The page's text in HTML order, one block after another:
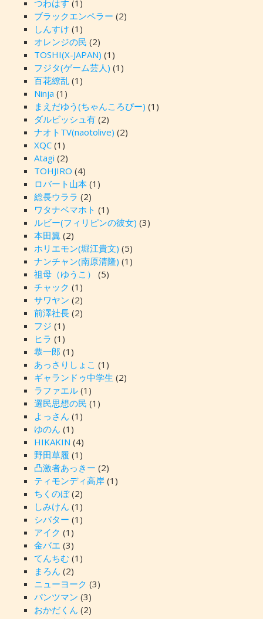
つわはす (1)
ブラックエンペラー (2)
しんすけ (1)
オレンジの民 (2)
TOSHI(X-JAPAN) (1)
フジタ(ゲーム芸人) (1)
百花繚乱(1)
Ninja (1)
まえだゆう(ちゃんころぴー) (1)
ダルビッシュ有(2)
ナオトTV(naotolive) (2)
XQC(1)
Atagi (2)
TOHJIRO (4)
ロバート山本(1)
総長ウララ (2)
ワタナベマホト (1)
ルビー(フィリピンの彼女) (3)
本田翼 (2)
ホリエモン(堀江貴文) (5)
ナンチャン(南原清隆) (1)
祖母（ゆうこ）
(5)
チャック (1)
サワヤン (2)
前澤社長(2)
フジ (1)
ヒラ (1)
恭一郎 (1)
あっさりしょこ (1)
ギャランドゥ中学生 (2)
ラファエル(1)
選民思想の民 (1)
よっさん (1)
ゆのん (1)
HIKAKIN (4)
野田草履 (1)
凸激者あっきー (2)
ティモンディ高岸(1)
ちくのぼ(2)
しみけん (1)
シバター (1)
アイク (1)
金バエ (3)
てんちむ (1)
まろん (2)
ニューヨーク (3)
パンツマン (3)
おかだくん (2)